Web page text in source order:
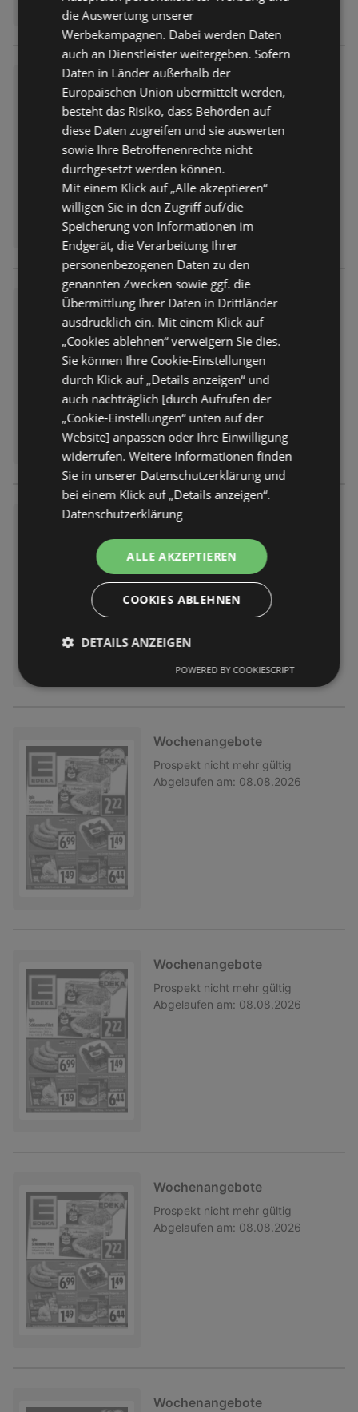
Wochenangebote
Prospekt
nicht mehr gültig
Abgelaufen am: 08.08.2026
Wochenangebote
Prospekt nicht mehr gültig
Abgelaufen am: 08.08.2026
Wochenangebote
Prospekt nicht mehr gültig
Abgelaufen am:
08.08.2026
Wochenangebote
Prospekt nicht mehr gültig
Abgelaufen am: 08.08.2026
Wochenangebote
Prospekt nicht mehr gültig
Abgelaufen am: 08.08.2026
Wochenangebote
Prospekt nicht mehr gültig
Abgelaufen am: 08.08.2026
Wochenangebote
die Auswertung unserer
Werbekampagnen. Dabei werden Daten
auch an Dienstleister weitergeben. Sofern
Daten in Länder außerhalb der
Europäischen Union übermittelt werden,
besteht das Risiko, dass Behörden auf
diese Daten zugreifen und sie auswerten
sowie Ihre Betroffenenrechte nicht
durchgesetzt werden können.
Mit einem Klick auf „Alle akzeptieren“
willigen Sie in den Zugriff auf/die
Speicherung von Informationen im
Endgerät, die Verarbeitung Ihrer
personenbezogenen Daten zu den
genannten Zwecken sowie ggf. die
Übermittlung Ihrer Daten in Drittländer
ausdrücklich ein. Mit einem Klick auf
„Cookies ablehnen“ verweigern Sie dies.
Sie können Ihre Cookie-Einstellungen
durch Klick auf „Details anzeigen“ und
auch nachträglich [durch Aufrufen der
„Cookie-Einstellungen“ unten auf der
Website] anpassen oder Ihre Einwilligung
widerrufen. Weitere Informationen finden
Sie in unserer Datenschutzerklärung und
bei einem Klick auf „Details anzeigen“.
Datenschutzerklärung
ALLE AKZEPTIEREN
COOKIES ABLEHNEN
DETAILS ANZEIGEN
POWERED BY COOKIESCRIPT